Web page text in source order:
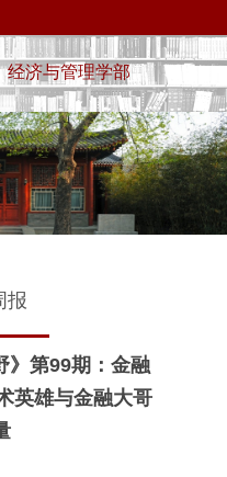
经济与管理学部
报
》第99期：金融
英雄与金融大哥